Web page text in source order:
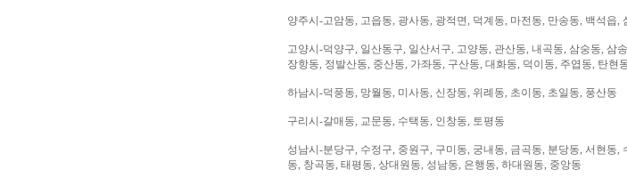
양주시-고암동, 고읍동, 광사동, 광적면, 덕계동, 마전동, 만송동, 백석읍,
고양시-덕양구, 일산동구, 일산서구, 고양동, 관산동, 내곡동, 삼숭동, 삼
장항동, 정발산동, 중산동, 가좌동, 구산동, 대화동, 덕이동, 주엽동, 탄현
하남시-덕풍동, 망월동, 미사동, 신장동, 위례동, 초이동, 초일동, 풍산동
구리시-갈매동, 교문동, 수택동, 인창동, 토평동
성남시-분당구, 수정구, 중원구, 구미동, 궁내동, 금곡동, 분당동, 서현동,
동, 창곡동, 태평동, 상대원동, 성남동, 은행동, 하대원동, 중앙동